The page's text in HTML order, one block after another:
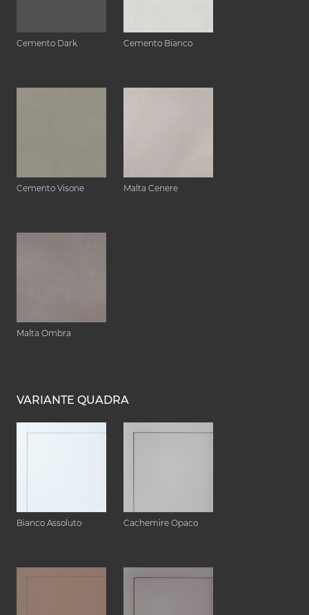
Cemento Dark Cemento Bianco
Cemento Visone Malta Cenere
Malta Ombra
VARIANTE QUADRA
Bianco Assoluto Cachemire Opaco